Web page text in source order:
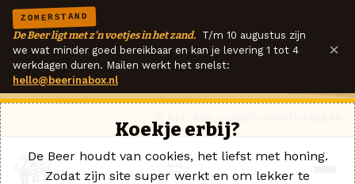
ZOMERSTAND
De Beer ligt met z'n voetjes in het zand. T/m 10 augustus zijn
we wat minder goed bereikbaar en kan je levering 1 tot 4
werkdagen duren. Mailen werkt het snelst:
hello@beerinabox.nl
×
Koekje erbij?
De Beer houdt van cookies, het liefst met honing.
Zodat zijn site super werkt en om lekker te